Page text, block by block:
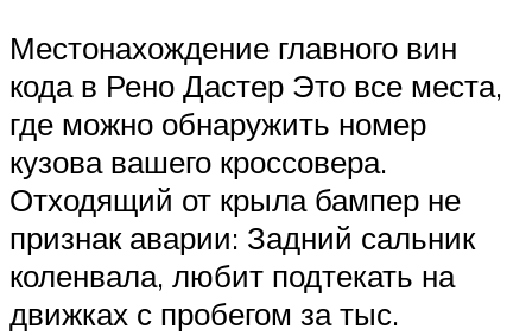
Местонахождение главного вин
кода в Рено Дастер Это все места,
где можно обнаружить номер
кузова вашего кроссовера.
Отходящий от крыла бампер не
признак аварии: Задний сальник
коленвала, любит подтекать на
движках с пробегом за тыс.